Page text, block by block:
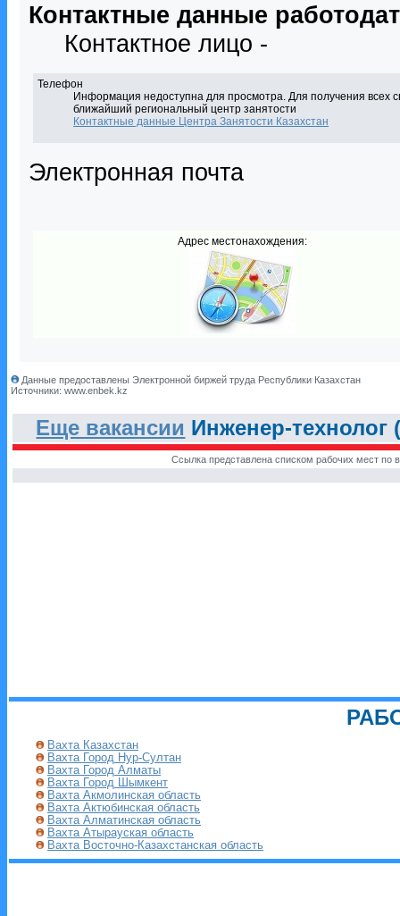
Контактные данные
Контактное лицо -
Телефон
Информация недоступна для просмотра. Для получения всех
ближайший региональный центр занятости
Контактные данные Центра Занятости Казахстан
Электронная почта
Адрес местонахождения:
Данные предоставлены Электронной биржей труда Республики Казахстан
Источники: www.enbek.kz
Еще вакансии Инженер-
Ссылка представлена списком рабочих мест по
Вахта Казахстан
Вахта Город Нур-Султан
Вахта Город Алматы
Вахта Город Шымкент
Вахта Акмолинская область
Вахта Актюбинская область
Вахта Алматинская область
Вахта Атырауская область
Вахта Восточно-Казахстанская область